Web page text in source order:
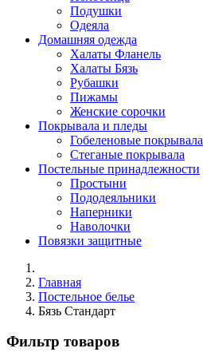
Подушки
Одеяла
Домашняя одежда
Халаты Фланель
Халаты Бязь
Рубашки
Пижамы
Женские сорочки
Покрывала и пледы
Гобеленовые покрывала
Стеганые покрывала
Постельные принадлежности
Простыни
Пододеяльники
Наперники
Наволочки
Повязки защитные
Главная
Постельное белье
Бязь Стандарт
Фильтр товаров